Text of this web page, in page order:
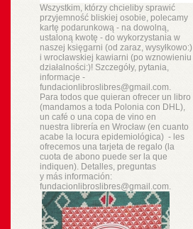
Wszystkim, którzy chcieliby sprawić
przyjemność bliskiej osobie, polecamy
kartę podarunkową - na dowolną,
ustaloną kwotę - do wykorzystania w
naszej księgarni (od zaraz, wysyłkowo:)
i wrocławskiej kawiarni (po wznowieniu
działalności:)! Szczegóły, pytania,
informacje -
fundacionlibroslibres@gmail.com.
Para todos que quieran ofrecer un libro
(mandamos a toda Polonia con DHL),
un café o una copa de vino en
nuestra libreríaen Wrocław (en cuanto
acabe la locura epidemiológica) - les
ofrecemos una tarjeta de regalo (la
cuota de abono puede ser la que
indiquen). Detalles, preguntas
y másinformación:
fundacionlibroslibres@gmail.com.